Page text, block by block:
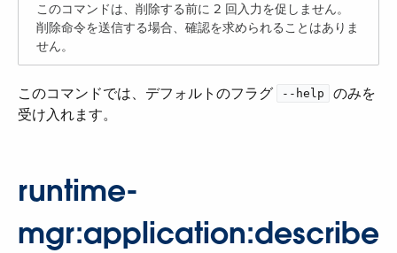
このコマンドは、削除する前に 2 回入力を促しません。
削除命令を送信する場合、確認を求められることはありま
せん。
このコマンドでは、デフォルトのフラグ ​ --help
​ のみを
受け入れます。
runtime-
mgr:application:describe